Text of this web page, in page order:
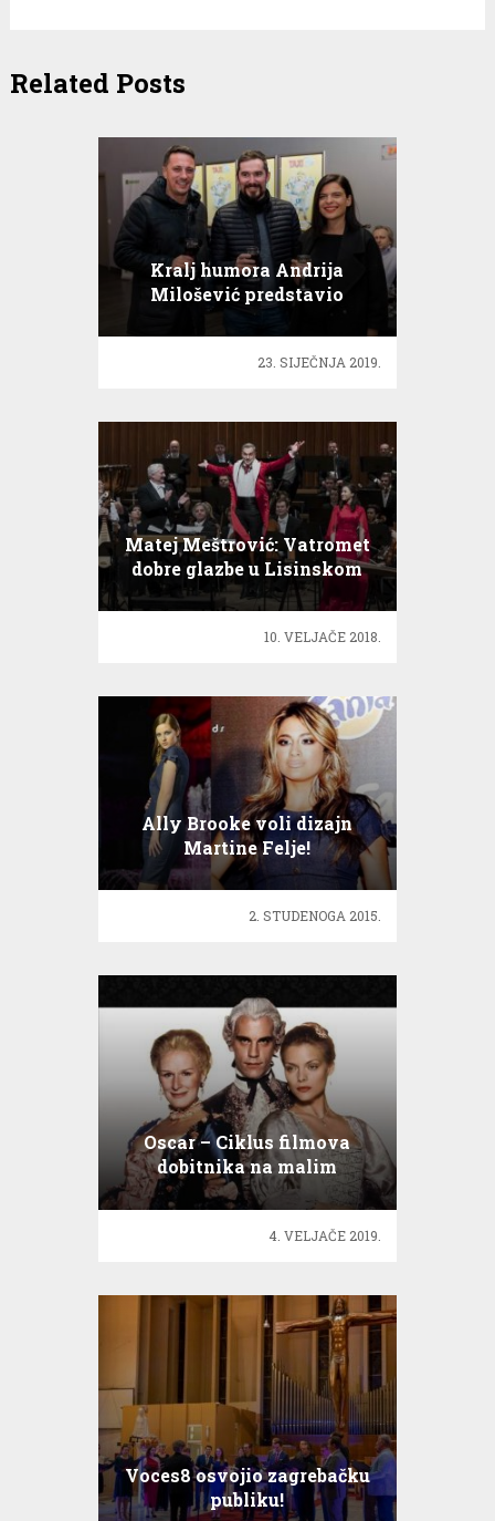
Related Posts
Kralj humora Andrija
Milošević predstavio
23. SIJEČNJA 2019.
Matej Meštrović: Vatromet
dobre glazbe u Lisinskom
10. VELJAČE 2018.
Ally Brooke voli dizajn
Martine Felje!
2. STUDENOGA 2015.
Oscar – Ciklus filmova
dobitnika na malim
ekranima
4. VELJAČE 2019.
Voces8 osvojio zagrebačku
publiku!